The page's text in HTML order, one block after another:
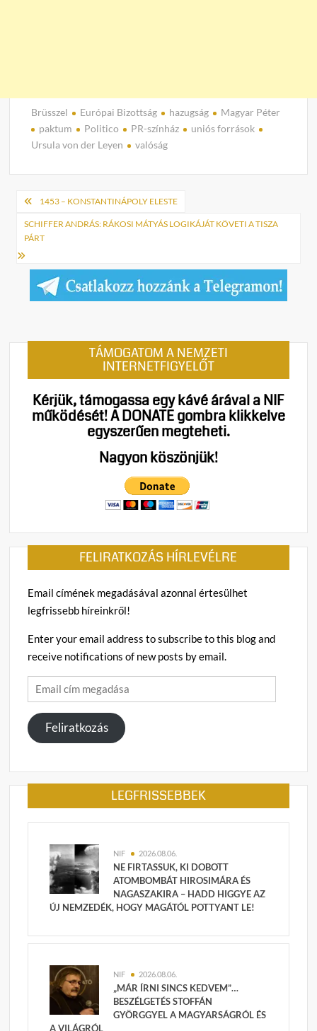
Brüsszel Európai Bizottság hazugság
Magyar Péter
paktum
Politico PR-színház
uniós források
Ursula von der Leyen
valóság
Bejegyzés
navigáció
1453 – KONSTANTINÁPOLY ELESTE
SCHIFFER ANDRÁS: RÁKOSI MÁTYÁS LOGIKÁJÁT KÖVETI A TISZA
PÁRT
TÁMOGATOM A NEMZETI
INTERNETFIGYELŐT
Kérjük, támogassa egy kávé árával a NIF
működését!A DONATE gombra klikkelve
egyszerűen megteheti.
Nagyon köszönjük!
FELIRATKOZÁS HÍRLEVÉLRE
Email címének megadásával azonnal értesülhet
legfrissebb híreinkről!
Enter your email address to subscribe to this blog and
receive notifications of new posts by email.
Email
cím
megadása
Feliratkozás
LEGFRISSEBBEK
NIF 2026.08.06.
NE FIRTASSUK, KI DOBOTT
ATOMBOMBÁT HIROSIMÁRA ÉS
NAGASZAKIRA – HADD HIGGYE AZ
ÚJ NEMZEDÉK, HOGY MAGÁTÓL POTTYANT LE!
NIF 2026.08.06.
„MÁR ÍRNI SINCS KEDVEM”…
BESZÉLGETÉS STOFFÁN
GYÖRGGYEL A MAGYARSÁGRÓL ÉS
A VILÁGRÓL